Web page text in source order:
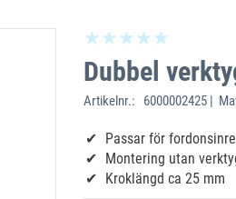
Dubbel
Artikelnr.: 6000002425 |
Passar för
Montering utan
Kroklängd ca 25 mm